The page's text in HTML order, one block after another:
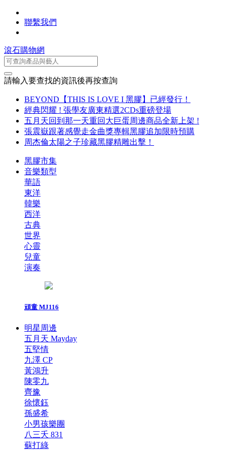
聯繫我們
滾石購物網
請輸入要查找的資訊後再按查詢
BEYOND【THIS IS LOVE I 黑膠】已經發行！
經典閃耀 ! 張學友廣東精選2CDs重磅登場
五月天回到那一天重回大巨蛋周邊商品全新上架 !
張震嶽跟著感覺走金曲獎專輯黑膠追加限時預購
周杰倫太陽之子珍藏黑膠精雕出擊！
黑膠市集
音樂類型
華語
東洋
韓樂
西洋
古典
世界
心靈
兒童
演奏
頑童 MJ116
明星周邊
五月天 Mayday
五堅情
九澤 CP
黃鴻升
陳零九
齊豫
徐懷鈺
孫盛希
小男孩樂團
八三夭 831
蘇打綠